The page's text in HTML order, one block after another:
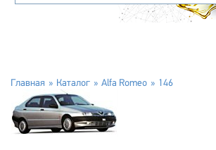
Главная Каталог Alfa Romeo 146